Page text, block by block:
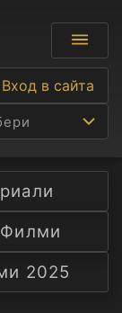
Вход в сайта
2025